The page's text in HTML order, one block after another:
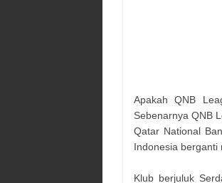
Apakah QNB
Sebenarnya QNB
Qatar National
Indonesia berganti
Klub berjuluk